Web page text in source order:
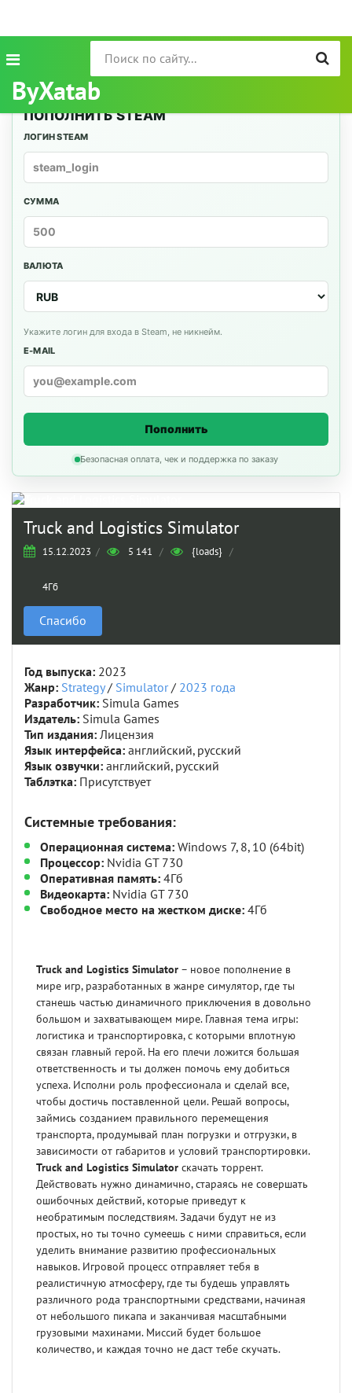
ByXatab
ПОПОЛНИТЬ STEAM
ЛОГИН STEAM
СУММА
ВАЛЮТА
Укажите логин для входа в Steam, не никнейм.
E-MAIL
Пополнить
Безопасная оплата, чек и поддержка по заказу
Truck and Logistics Simulator
15.12.2023 / 5 141 / {loads} /
4Гб
Спасибо
Год выпуска: 2023
Жанр: Strategy/ Simulator/ 2023 года
Разработчик: Simula Games
Издатель: Simula Games
Тип издания: Лицензия
Язык интерфейса: английский, русский
Язык озвучки: английский, русский
Таблэтка: Присутствует
Системные требования:
Операционная система: Windows 7, 8, 10 (64bit)
Процессор: Nvidia GT 730
Оперативная память: 4Гб
Видеокарта: Nvidia GT 730
Свободное место на жестком диске: 4Гб
Truck and Logistics Simulator – новое пополнение в
мире игр, разработанных в жанре симулятор, где ты
станешь частью динамичного приключения в довольно
большом и захватывающем мире. Главная тема игры:
логистика и транспортировка, с которыми вплотную
связан главный герой. На его плечи ложится большая
ответственность и ты должен помочь ему добиться
успеха. Исполни роль профессионала и сделай все,
чтобы достичь поставленной цели. Решай вопросы,
займись созданием правильного перемещения
транспорта, продумывай план погрузки и отгрузки, в
зависимости от габаритов и условий транспортировки.
Truck and Logistics Simulator скачать торрент.
Действовать нужно динамично, стараясь не совершать
ошибочных действий, которые приведут к
необратимым последствиям. Задачи будут не из
простых, но ты точно сумеешь с ними справиться, если
уделить внимание развитию профессиональных
навыков. Игровой процесс отправляет тебя в
реалистичную атмосферу, где ты будешь управлять
различного рода транспортными средствами, начиная
от небольшого пикапа и заканчивая масштабными
грузовыми махинами. Миссий будет большое
количество, и каждая точно не даст тебе скучать.